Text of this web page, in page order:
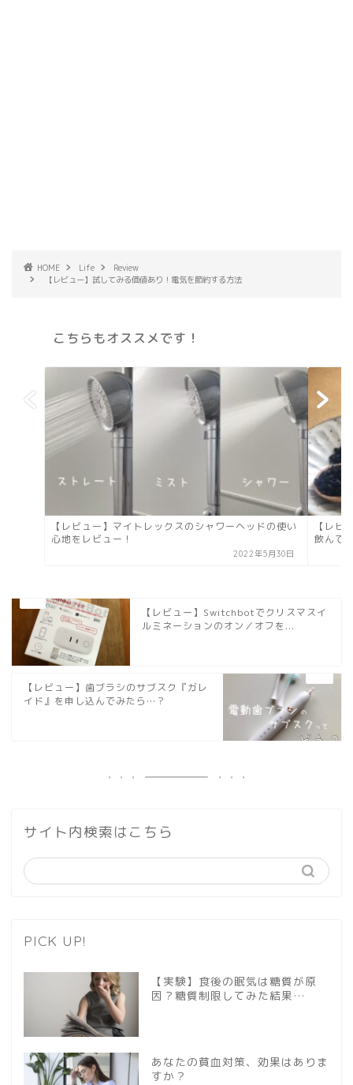
HOME Life
Review
【レビュー】試してみる価値あり！電気を節約する方法
こちらもオススメです！
【レビュー】マイトレックスのシャワーヘッドの使い
心地をレビュー！
2022年5月30日
【レビ
飲んで
【レビュー】Switchbotでクリスマスイ
ルミネーションのオン／オフを...
【レビュー】歯ブラシのサブスク『ガレ
イド』を申し込んでみたら…？
サイト内検索はこちら
PICK UP!
【実験】食後の眠気は糖質が原
因？糖質制限してみた結果…
あなたの貧血対策、効果はありま
すか？